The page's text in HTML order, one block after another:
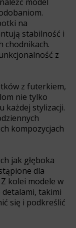
na
stabilność i
chodnikach.
z
z futerkiem,
nie tylko
każdej stylizacji.
kompozycjach
jak głęboka
dla
kolei modele w
takimi
się i podkreślić